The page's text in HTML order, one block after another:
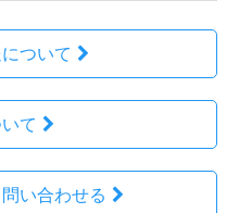
ついて
て
い合わせる